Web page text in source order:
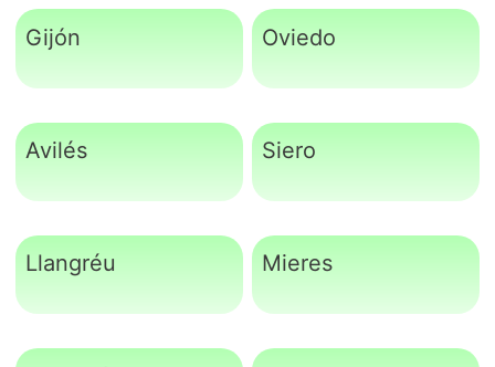
Gijón Oviedo
Avilés Siero
Llangréu Mieres